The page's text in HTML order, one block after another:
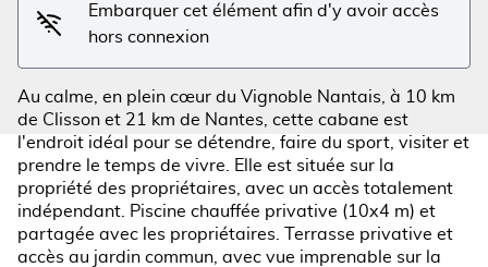
Embarquer cet élément afin d'y avoir accès
hors connexion
Au calme, en plein cœur du Vignoble Nantais, à 10 km
de Clisson et 21 km de Nantes, cette cabane est
l'endroit idéal pour se détendre, faire du sport, visiter et
prendre le temps de vivre. Elle est située sur la
propriété des propriétaires, avec un accès totalement
indépendant. Piscine chauffée privative (10x4 m) et
partagée avec les propriétaires. Terrasse privative et
accès au jardin commun, avec vue imprenable sur la